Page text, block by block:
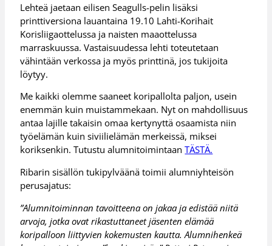
Lehteä jaetaan eilisen Seagulls-pelin lisäksi
printtiversiona lauantaina 19.10 Lahti-Korihait
Korisliigaottelussa ja naisten maaottelussa
marraskuussa. Vastaisuudessa lehti toteutetaan
vähintään verkossa ja myös printtinä, jos tukijoita
löytyy.
Me kaikki olemme saaneet koripallolta paljon, usein
enemmän kuin muistammekaan. Nyt on mahdollisuus
antaa lajille takaisin omaa kertynyttä osaamista niin
työelämän kuin siviilielämän merkeissä, miksei
koriksenkin. Tutustu alumnitoimintaanTÄSTÄ.
Ribarin sisällön tukipylväänä toimii alumniyhteisön
perusajatus:
”Alumnitoiminnan tavoitteena on jakaa ja edistää niitä
arvoja, jotka ovat rikastuttaneet jäsenten elämää
koripalloon liittyvien kokemusten kautta. Alumnihenkeä